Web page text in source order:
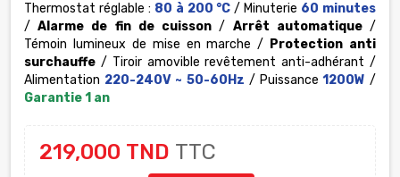
Thermostat réglable : 80 à 200 °C / Minuterie 60 minutes
/Alarme de fin de cuisson / Arrêt automatique/
Témoin lumineux de mise en marche / Protection anti
surchauffe / Tiroir amovible revêtement anti-adhérant /
Alimentation 220-240V ~ 50-60Hz / Puissance1200W /
Garantie 1 an
219,000 TND TTC